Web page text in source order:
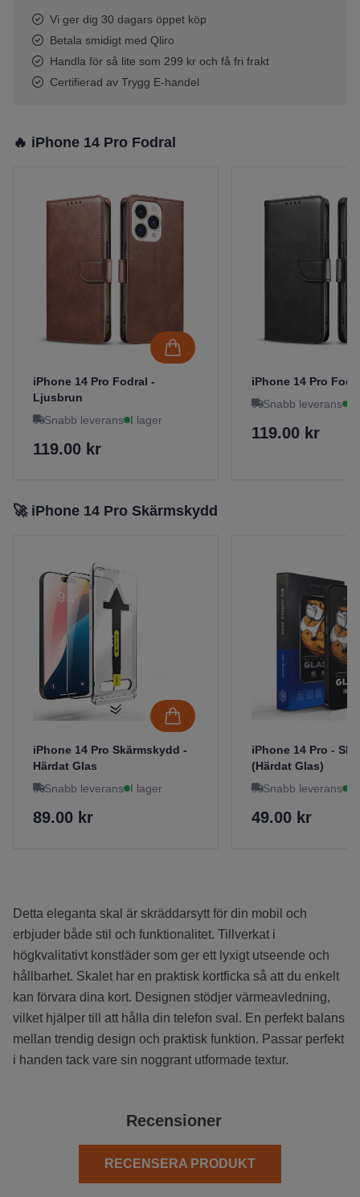
Vi ger dig 30 dagars öppet köp
Betala smidigt med Qliro
Handla för så lite som 299 kr och få fri frakt
Certifierad av Trygg E-handel
🔥 iPhone 14 Pro Fodral
iPhone 14 Pro Fodral -
Ljusbrun
Snabb leverans I lager
119.00 kr
iPhone 14 Pro
Snabb leverans
119.00 kr
🚀 iPhone 14 Pro Skärmskydd
iPhone 14 Pro Skärmskydd -
Härdat Glas
Snabb leverans I lager
89.00 kr
iPhone 14 Pro -
(Härdat Glas)
Snabb leverans
49.00 kr
Detta eleganta skal är skräddarsytt för din mobil och
erbjuder både stil och funktionalitet. Tillverkat i
högkvalitativt konstläder som ger ett lyxigt utseende och
hållbarhet. Skalet har en praktisk kortficka så att du enkelt
kan förvara dina kort. Designen stödjer värmeavledning,
vilket hjälper till att hålla din telefon sval. En perfekt balans
mellan trendig design och praktisk funktion. Passar perfekt
i handen tack vare sin noggrant utformade textur.
Recensioner
RECENSERA PRODUKT